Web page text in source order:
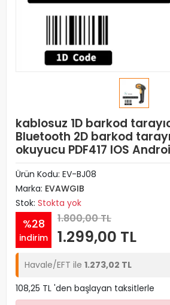
kablosuz 1D barkod
Bluetooth 2D barkod
okuyucu PDF417 IOS
Ürün Kodu: EV-BJ08
Marka: EVAWGIB
Stok: Stokta yok
%28
indirim
1.800,00 TL
1.299,00 TL
Havale/EFT ile 1.273,02 TL
108,25 TL 'den başlayan taksitlerle